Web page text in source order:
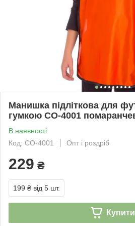
Манишка підліткова для
гумкою CO-4001
В наявності
Код: CO-4001
Опт і роздріб
229 ₴
199 ₴ від 5 шт.
Купити